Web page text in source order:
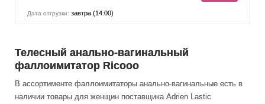
Дата отгрузки: завтра (14:00)
Телесный анально-вагинальный
фаллоимитатор Ricooo
В ассортименте фаллоимитаторы анально-вагинальные есть в
наличии товары для женщин поставщика Adrien Lastic